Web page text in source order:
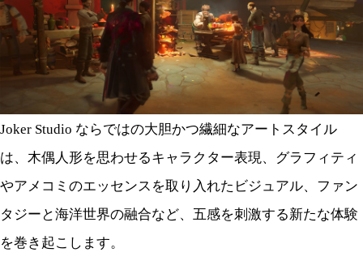
Joker Studio ならではの大胆かつ繊細なアートスタイル
は、木偶人形を思わせるキャラクター表現、グラフィティ
やアメコミのエッセンスを取り入れたビジュアル、ファン
タジーと海洋世界の融合など、五感を刺激する新たな体験
を巻き起こします。